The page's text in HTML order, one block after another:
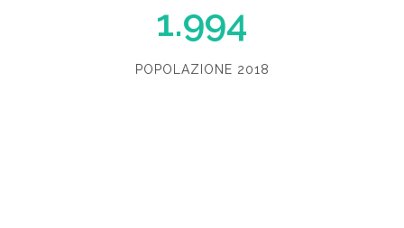
1.994
POPOLAZIONE 2018